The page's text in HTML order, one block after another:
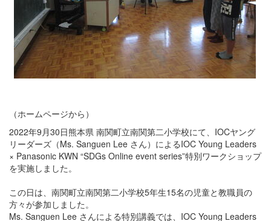
（ホームページから）
2022年9月30日熊本県 南関町立南関第二小学校にて、IOCヤング
リーダーズ（Ms. Sanguen Lee さん）によるIOC Young Leaders
× Panasonic KWN “SDGs Online event series”特別ワークショップ
を実施しました。
この日は、南関町立南関第二小学校5年生15名の児童と教職員の
方々が参加しました。
Ms. Sanguen Lee さんによる特別講義では、IOC Young Leaders